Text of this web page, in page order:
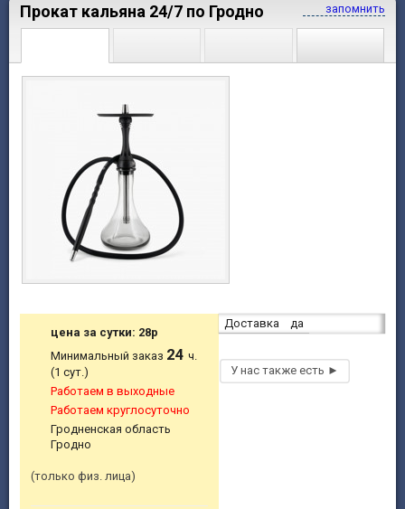
запомнить
Прокат кальяна 24/7 по Гродно
Доставка да
цена за сутки: 28р
Минимальный заказ 24ч.
(1 сут.)
Работаем в выходные
Работаем круглосуточно
Гродненская область
Гродно
только физ. лица